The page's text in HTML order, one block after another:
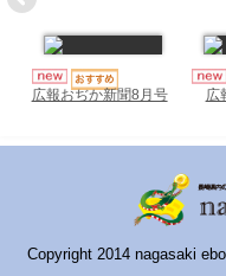
広報おぢか新聞8月号 広
Copyright 2014 nagasaki
みなみしまばらebooks
はさみebooks
さいかいイーブックス